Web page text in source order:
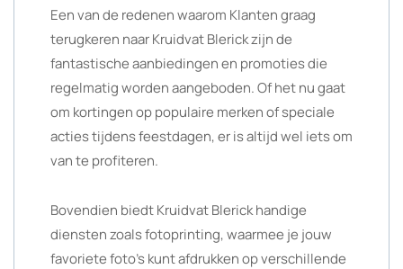
Een van de redenen waarom Klanten graag
terugkeren naar Kruidvat Blerick zijn de
fantastische aanbiedingen en promoties die
regelmatig worden aangeboden. Of het nu gaat
om kortingen op populaire merken of speciale
acties tijdens feestdagen, er is altijd wel iets om
van te profiteren.
Bovendien biedt Kruidvat Blerick handige
diensten zoals fotoprinting, waarmee je jouw
favoriete foto’s kunt afdrukken op verschillende